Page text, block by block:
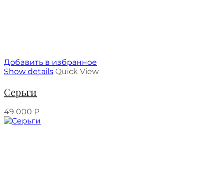
Добавить в избранное
Show details Quick View
Серьги
49 000 ₽